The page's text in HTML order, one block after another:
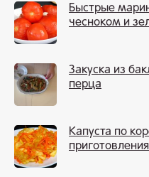
Быстрые
чесноком и
Закуска из
перца
Капуста по
приготовления